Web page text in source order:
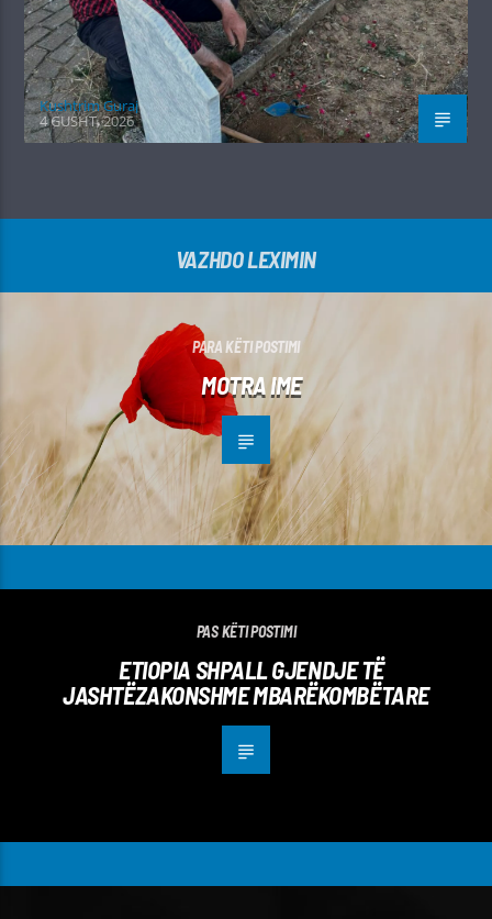
Kushtrim Guraj
4 GUSHT, 2026
VAZHDO LEXIMIN
PARA KËTI POSTIMI
MOTRA IME
PAS KËTI POSTIMI
ETIOPIA SHPALL GJENDJE TË
JASHTËZAKONSHME MBARËKOMBËTARE